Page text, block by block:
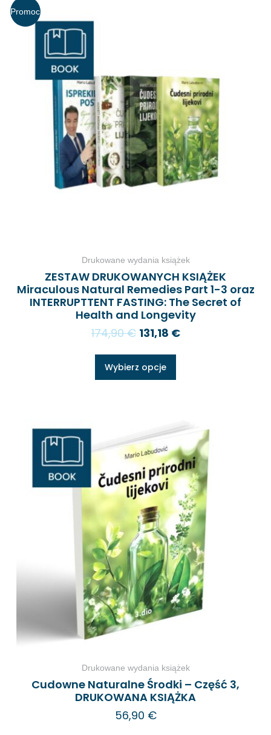
Promoc
Drukowane wydania książek
ZESTAW DRUKOWANYCH KSIĄŻEK
Miraculous Natural Remedies Part 1-3 oraz
INTERRUPTTENT FASTING: The Secret of
Health and Longevity
174,90€ 131,18 €
Wybierz opcje
Drukowane wydania książek
Cudowne Naturalne Środki – Część 3,
DRUKOWANA KSIĄŻKA
56,90 €